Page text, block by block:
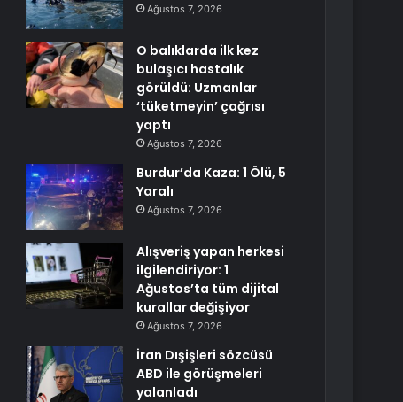
Ağustos 7, 2026
O balıklarda ilk kez
bulaşıcı hastalık
görüldü: Uzmanlar
‘tüketmeyin’ çağrısı
yaptı
Ağustos 7, 2026
Burdur’da Kaza: 1 Ölü, 5
Yaralı
Ağustos 7, 2026
Alışveriş yapan herkesi
ilgilendiriyor: 1
Ağustos’ta tüm dijital
kurallar değişiyor
Ağustos 7, 2026
İran Dışişleri sözcüsü
ABD ile görüşmeleri
yalanladı